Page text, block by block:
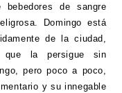
de sangre
Domingo está
de la ciudad,
que la persigue sin
pero poco a poco,
y su innegable